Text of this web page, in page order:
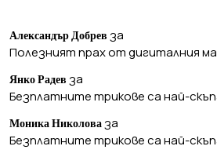
Александър Добрев за
Полезният прах от дигиталния
Янко Радев за
Безплатните трикове са най-
Моника Николова за
Безплатните трикове са най-